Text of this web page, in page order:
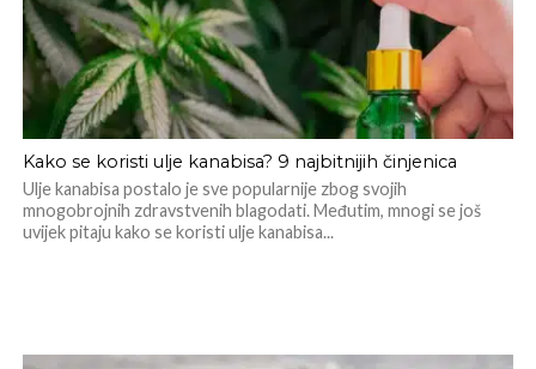
Kako se koristi ulje kanabisa? 9 najbitnijih činjenica
Ulje kanabisa postalo je sve popularnije zbog svojih
mnogobrojnih zdravstvenih blagodati. Međutim, mnogi se još
uvijek pitaju kako se koristi ulje kanabisa...